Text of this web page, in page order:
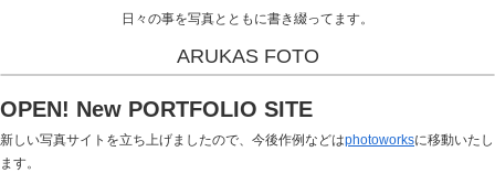
日々の事を写真とともに書き綴ってます。
ARUKAS FOTO
OPEN! New PORTFOLIO SITE
新しい写真サイトを立ち上げましたので、今後作例などはphotoworksに移動いたし
ます。